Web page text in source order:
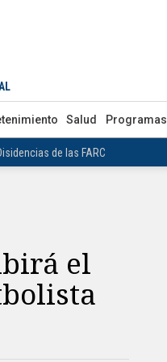
Salud Programas
de las FARC
de las FARC
el